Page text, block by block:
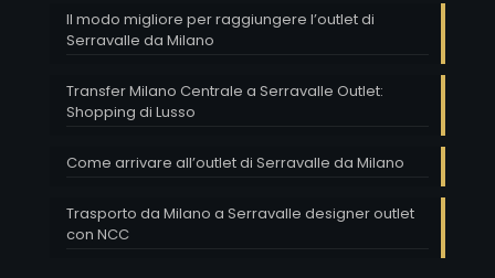
Il modo migliore per raggiungere l’outlet di
Serravalle da Milano
Transfer Milano Centrale a Serravalle Outlet:
Shopping di Lusso
Come arrivare all’outlet di Serravalle da Milano
Trasporto da Milano a Serravalle designer outlet
con NCC